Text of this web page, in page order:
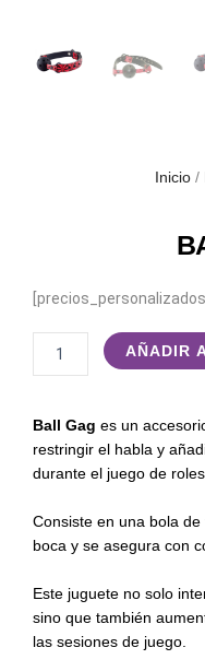
Inicio/
[precios_personalizados]
BALL
AÑADIR
Ball Gag es un
restringir el habla y
durante el juego de
Consiste en una bola
boca y se asegura con
Este juguete no solo
sino que también
las sesiones de juego.